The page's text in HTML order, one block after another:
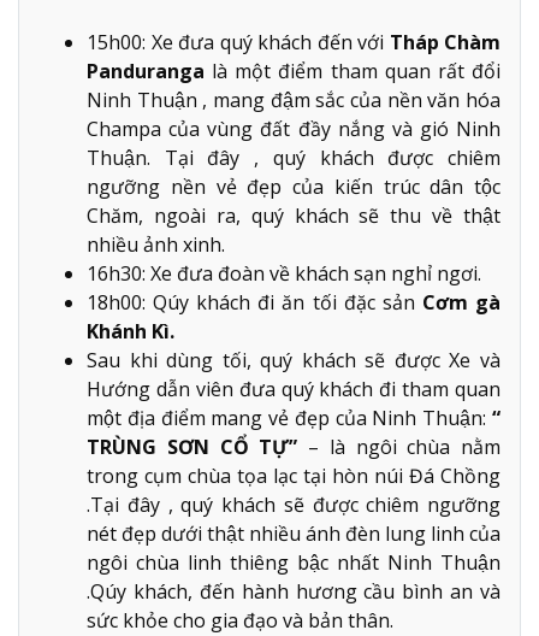
15h00: Xe đưa quý khách đến với Tháp Chàm
Panduranga là một điểm tham quan rất đổi
Ninh Thuận , mang đậm sắc của nền văn hóa
Champa của vùng đất đầy nắng và gió Ninh
Thuận. Tại đây , quý khách được chiêm
ngưỡng nền vẻ đẹp của kiến trúc dân tộc
Chăm, ngoài ra, quý khách sẽ thu về thật
nhiều ảnh xinh.
16h30: Xe đưa đoàn về khách sạn nghỉ ngơi.
18h00: Qúy khách đi ăn tối đặc sản Cơm gà
Khánh Kì.
Sau khi dùng tối, quý khách sẽ được Xe và
Hướng dẫn viên đưa quý khách đi tham quan
một địa điểm mang vẻ đẹp của Ninh Thuận: “
TRÙNG SƠN CỔ TỰ” – là ngôi chùa nằm
trong cụm chùa tọa lạc tại hòn núi Đá Chồng
.Tại đây , quý khách sẽ được chiêm ngưỡng
nét đẹp dưới thật nhiều ánh đèn lung linh của
ngôi chùa linh thiêng bậc nhất Ninh Thuận
.Qúy khách, đến hành hương cầu bình an và
sức khỏe cho gia đạo và bản thân.